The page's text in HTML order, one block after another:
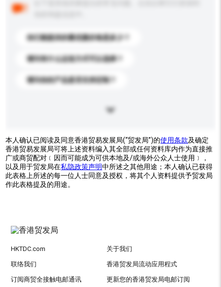
你们能提供的最优惠价格是多少？
请问有什么运送方式可以选择？
请问你的产品是否支持定制？
本人确认已阅读及同意香港贸易发展局(“贸发局”)的使用条款及确定
香港贸易发展局可将上述资料编入其全部或任何资料库内作为直接推
广或商贸配对﹝因而可能成为可供本地及/或海外公众人士使用﹞，
以及用于贸发局在私隐政策声明中所述之其他用途；本人确认已获得
此表格上所述的每一位人士同意及授权，将其个人资料提供予贸发局
作此表格提及的用途。
HKTDC.com 关于我们
联络我们 香港贸发局流动应用程式
订阅商贸全接触电邮通讯 更新您的香港贸发局电邮订阅